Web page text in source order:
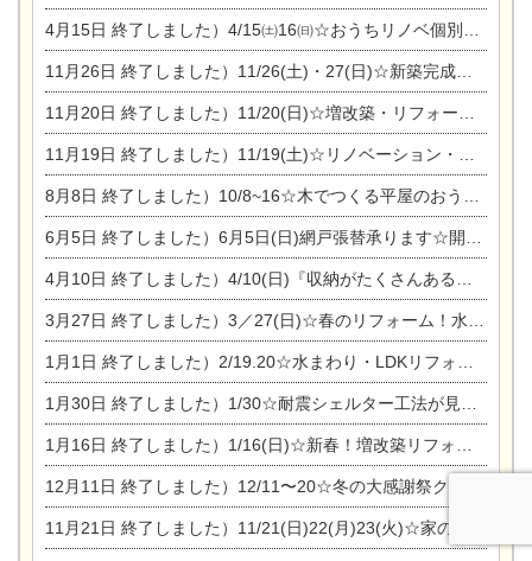
4月15日 終了しました）4/15㈯16㈰☆おうちリノベ個別相談会
11月26日 終了しました）11/26(土)・27(日)☆新築完成見学会 in一宮市あずら
11月20日 終了しました）11/20(日)☆増改築・リフォームまつり＆秋の味覚まつり＆芸術祭
11月19日 終了しました）11/19(土)☆リノベーション・家の修理まつり＆増改築・リフォームまつりin扶桑ゴルフ
8月8日 終了しました）10/8~16☆木でつくる平屋のおうちのつくり方【完全予約制】
6月5日 終了しました）6月5日(日)網戸張替承ります☆開催！
4月10日 終了しました）4/10(日)『収納がたくさんあるおうち現場見学会』
3月27日 終了しました）3／27(日)☆春のリフォーム！水まわりLDKリフォーム相談会&今がチャンス！エアコン相談会
1月1日 終了しました）2/19.20☆水まわり・LDKリフォーム相談会＆エアコン相談会
1月30日 終了しました）1/30☆耐震シェルター工法が見れる完成見学会
1月16日 終了しました）1/16(日)☆新春！増改築リフォーム&家の修理まつり
12月11日 終了しました）12/11〜20☆冬の大感謝祭クリスマス相談会開催
11月21日 終了しました）11/21(日)22(月)23(火)☆家の修理まつり＆増改築リフォーム相談会